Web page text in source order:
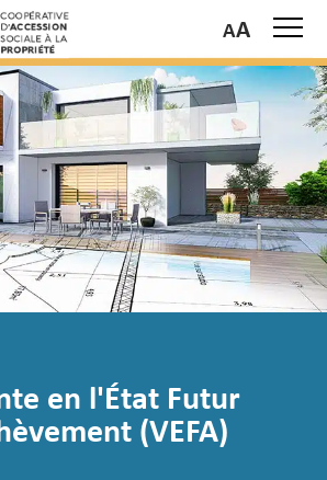
en l'État Futur
(VEFA)
A